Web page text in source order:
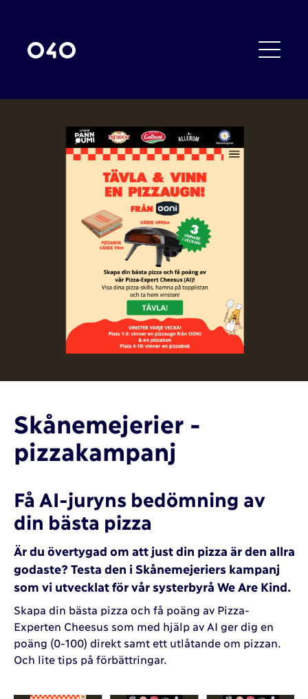
Skånemejerier -
pizzakampanj
Få AI-juryns bedömning av
din bästa pizza
Är du övertygad om att just din pizza är den allra
godaste? Testa den i Skånemejeriers kampanj
som vi utvecklat för vår systerbyrå We Are Kind.
Skapa din bästa pizza och få poäng av Pizza-
Experten Cheesus som med hjälp av AI ger dig en
poäng (0-100) direkt samt ett utlåtande om pizzan.
Och lite tips på förbättringar.